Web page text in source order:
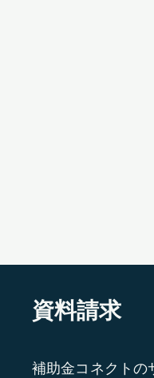
資料請求
補助金コネクトの